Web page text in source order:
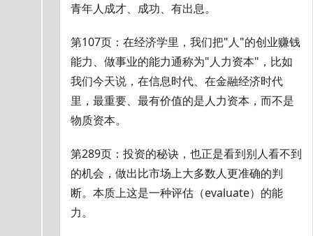
青年人成才、成功、有出息。
第107页：在经济学里，我们把"人"的创业赚钱
能力、做事业的能力通称为"人力资本"，比如
我们今天说，在信息时代、在金融经济时代
里，最重要、最有价值的是人力资本，而不是
物质资本。
第289页：投资的秘诀，也正是看到别人看不到
的机会，做出比市场上大多数人更准确的判
断。本质上这是一种评估（evaluate）的能
力。